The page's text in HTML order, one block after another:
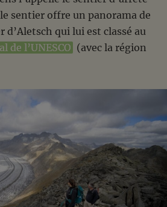
le sentier offre un panorama de
d’Aletsch qui lui est classé au
l’UNESCO (avec la région